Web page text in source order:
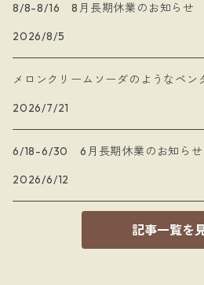
8/8-8/16 8月長期休業のお知らせ
2026/8/5
メロンクリームソーダのようなペン
2026/7/21
6/18-6/30 6月長期休業のお知らせ
2026/6/12
記事一覧を